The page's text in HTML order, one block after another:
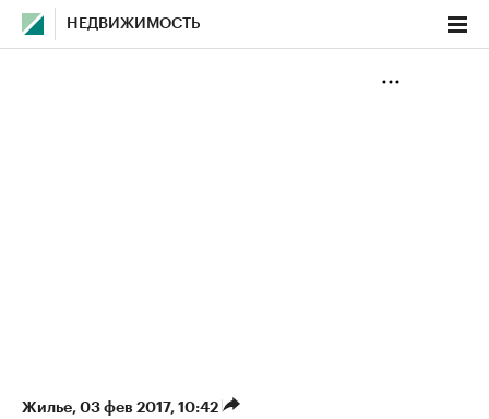
НЕДВИЖИМОСТЬ
Жилье⁠, 03 фев 2017, 10:42